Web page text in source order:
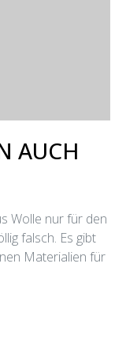
AUCH
Wolle nur für den
falsch. Es gibt
Materialien für